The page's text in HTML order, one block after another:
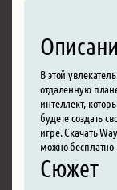
В этой
отдаленную
интеллект,
будете создать
игре. Скачать
можно
Сюжет